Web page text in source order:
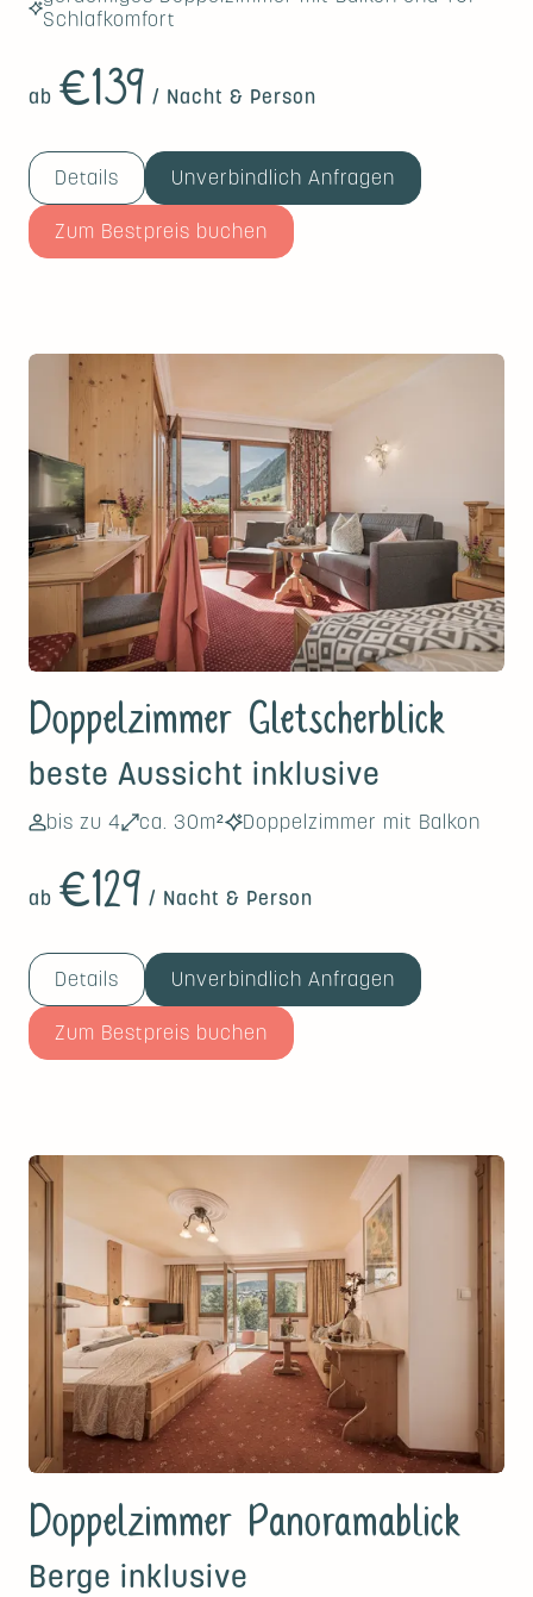
Schlafkomfort
ab €139 / Nacht & Person
Details Unverbindlich Anfragen
Zum Bestpreis buchen
Doppelzimmer Gletscherblick
beste Aussicht inklusive
bis zu 4 ca. 30m² Doppelzimmer mit Balkon
ab €129 / Nacht & Person
Details Unverbindlich Anfragen
Zum Bestpreis buchen
Doppelzimmer Panoramablick
Berge inklusive